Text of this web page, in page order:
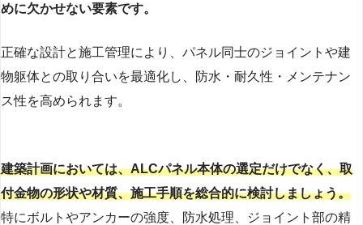
めに欠かせない要素です。
正確な設計と施工管理により、パネル同士のジョイントや建
物躯体との取り合いを最適化し、防水・耐久性・メンテナン
ス性を高められます。
建築計画においては、ALCパネル本体の選定だけでなく、取
付金物の形状や材質、施工手順を総合的に検討しましょう。
特にボルトやアンカーの強度、防水処理、ジョイント部の精